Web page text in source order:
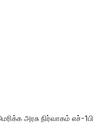
அரசு நிர்வாகம் எச்-1பி